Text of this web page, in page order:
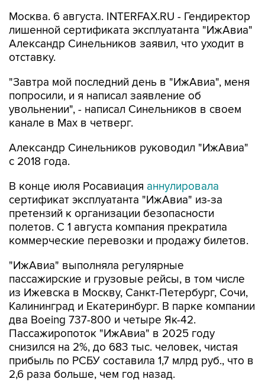
Москва. 6 августа. INTERFAX.RU - Гендиректор
лишенной сертификата эксплуатанта "ИжАвиа"
Александр Синельников заявил, что уходит в
отставку.
"Завтра мой последний день в "ИжАвиа", меня
попросили, и я написал заявление об
увольнении", - написал Синельников в своем
канале в Max в четверг.
Александр Синельников руководил "ИжАвиа"
с 2018 года.
В конце июля Росавиация аннулировала
сертификат эксплуатанта "ИжАвиа" из-за
претензий к организации безопасности
полетов. С 1 августа компания прекратила
коммерческие перевозки и продажу билетов.
"ИжАвиа" выполняла регулярные
пассажирские и грузовые рейсы, в том числе
из Ижевска в Москву, Санкт-Петербург, Сочи,
Калининград и Екатеринбург. В парке компании
два Boeing 737-800 и четыре Як-42.
Пассажиропоток "ИжАвиа" в 2025 году
снизился на 2%, до 683 тыс. человек, чистая
прибыль по РСБУ составила 1,7 млрд руб., что в
2,6 раза больше, чем год назад.